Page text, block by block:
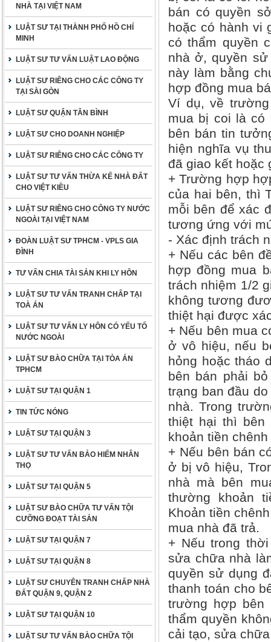
NHÀ TẠI VIỆT NAM
LUẬT SƯ TẠI THÀNH PHỐ HỒ CHÍ
MINH
LUẬT SƯ TƯ VẤN LUẬT LAO ĐỘNG
LUẬT SƯ RIÊNG CHO CÁC CÔNG TY
TẠI SÀI GÒN
LUẬT SƯ QUẬN TÂN BÌNH
LUẬT SƯ CHO DOANH NGHIỆP
LUẬT SƯ RIÊNG CHO CÁC CÔNG TY
LUẬT SƯ TƯ VẤN THỪA KẾ NHÀ ĐẤT
CHO VIỆT KIỀU
LUẬT SƯ RIÊNG CHO CÔNG TY NƯỚC
NGOÀI TẠI VIỆT NAM
ĐOÀN LUẬT SƯ TPHCM - VPLS GIA
ĐÌNH
TƯ VẤN CHIA TÀI SẢN KHI LY HÔN
LUẬT SƯ TƯ VẤN TRANH CHẤP TẠI
TOÀ ÁN
LUẬT SƯ TƯ VẤN LY HÔN CÓ YẾU TỐ
NƯỚC NGOÀI
LUẬT SƯ BÀO CHỮA TẠI TÒA ÁN
TPHCM
LUẬT SƯ TẠI QUẬN 1
TIN TỨC NÓNG
LUẬT SƯ TẠI QUẬN 3
LUẬT SƯ TƯ VẤN BẢO HIỂM NHÂN
THỌ
LUẬT SƯ TẠI QUẬN 5
LUẬT SƯ BÀO CHỮA TƯ VẤN TỘI
CƯỠNG ĐOẠT TÀI SẢN
LUẬT SƯ TẠI QUẬN 7
LUẬT SƯ TẠI QUẬN 8
LUẬT SƯ CHUYÊN TRANH CHẤP NHÀ
ĐẤT QUẬN 9, QUẬN 2
LUẬT SƯ TẠI QUẬN 10
LUẬT SƯ TƯ VẤN BÀO CHỮA TỘI
bán có quyền
hoặc có hành vi
có thẩm quyền
nhà ở, quyền
này làm bằng
hợp đồng mua
Ví dụ, về
mua bị coi là có
bên bán tin
hiện nghĩa vụ
đã giao kết hoặc
+ Trường hợp
của hai bên, thì
mỗi bên để xác
tương ứng với
- Xác định trách
+ Nếu các bên
hợp đồng mua
trách nhiệm 1/2
không tương
thiệt hại được
+ Nếu bên mua
ở vô hiệu, nếu
hỏng hoặc tháo
bên bán phải
trạng ban đầu
nhà. Trong
thiệt hại thì bên
khoản tiền
+ Nếu bên bán
ở bị vô hiệu,
nhà mà bên
thường khoản
Khoản tiền
mua nhà đã trả.
+ Nếu trong
sửa chữa nhà
quyền sử dụng
thanh toán cho
trường hợp bên
thẩm quyền
cải tạo, sửa